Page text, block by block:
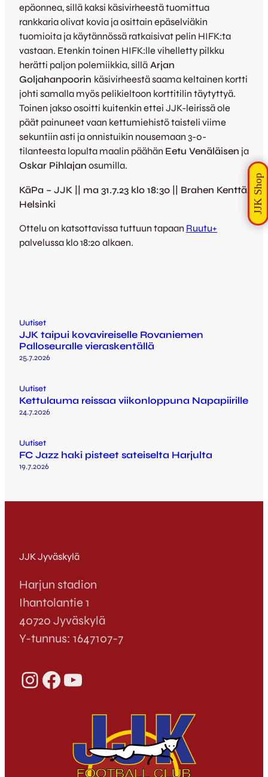
epäonnea, sillä kaksi käsivirheestä tuomittua
rankkaria olivat kovia ja osittain epäselviäkin
tuomioita ja käytännössä ratkaisivat pelin HIFK:ta
vastaan. Etenkin toinen HIFK:lle vihelletty pilkku
herätti paljon polemiikkia, sillä Arjan
Goljahanpoorin käsivirheestä saama keltainen kortti
johti samalla myös pelikieltoon korttitilin täytyttyä.
Toinen jakso osoitti kuitenkin ettei JJK-leirissä ole
päät painuneet vaan kettumiehistö taisteli viime
sekuntiin asti ja onnistuikin nousemaan 3-0-
tilanteesta lopulta maalin päähän Eetu Venäläisen ja
Oskar Pihlajan osumilla.
KäPa – JJK || ma 31.7.23 klo 18:30 || Brahen Kenttä,
Helsinki
Ottelu on katsottavissa tuttuun tapaan Ruutu+
palvelussa klo 18:20 alkaen.
Uutiset
JJK taipui kovavireiselle Rovaniemen
Palloseuralle vieraskentällä
25.7.2026
Uutiset
Kettulauma reissaa viikonloppuna Napapiirille
24.7.2026
Uutiset
FC Jazz haki pisteet sateiselta Harjulta
19.7.2026
JJK Jyväskylä
Harjun stadion
Ihantolantie 1
40720 Jyväskylä
Y-tunnus: 1647107-7
InstagramFacebook YouTube